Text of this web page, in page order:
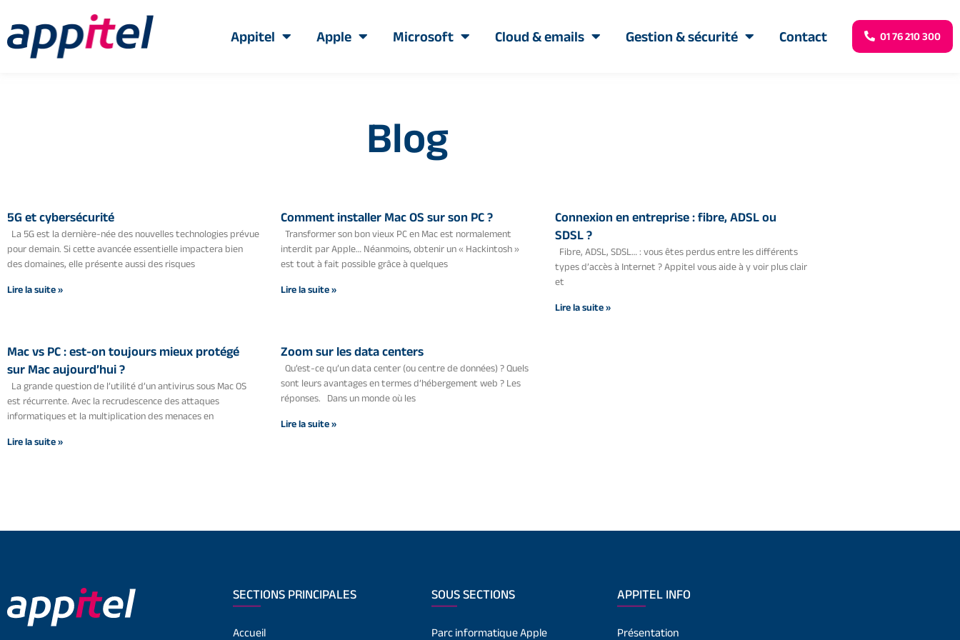
Appitel Apple Microsoft Cloud & emails Gestion & sécurité Contact 01 76 210 300
Blog
5G et cybersécurité
La 5G est la dernière-née des nouvelles technologies prévue
pour demain. Si cette avancée essentielle impactera bien
des domaines, elle présente aussi des risques
Lire la suite »
Comment installer Mac OS sur son PC ?
Transformer son bon vieux PC en Mac est normalement
interdit par Apple… Néanmoins, obtenir un « Hackintosh »
est tout à fait possible grâce à quelques
Lire la suite »
Connexion en entreprise : fibre, ADSL ou
SDSL ?
Fibre, ADSL, SDSL… : vous êtes perdus entre les différents
types d’accès à Internet ? Appitel vous aide à y voir plus clair
et
Lire la suite »
Mac vs PC : est-on toujours mieux protégé
sur Mac aujourd’hui ?
La grande question de l’utilité d’un antivirus sous Mac OS
est récurrente. Avec la recrudescence des attaques
informatiques et la multiplication des menaces en
Lire la suite »
Zoom sur les data centers
Qu’est-ce qu’un data center (ou centre de données) ? Quels
sont leurs avantages en termes d’hébergement web ? Les
réponses. Dans un monde où les
Lire la suite »
SECTIONS PRINCIPALES
Accueil
SOUS SECTIONS
Parc informatique Apple
APPITEL INFO
Présentation